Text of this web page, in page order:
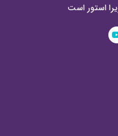
استور است